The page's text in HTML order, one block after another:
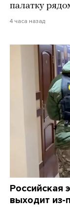
палатку
4 часа назад
Российская
выходит из-